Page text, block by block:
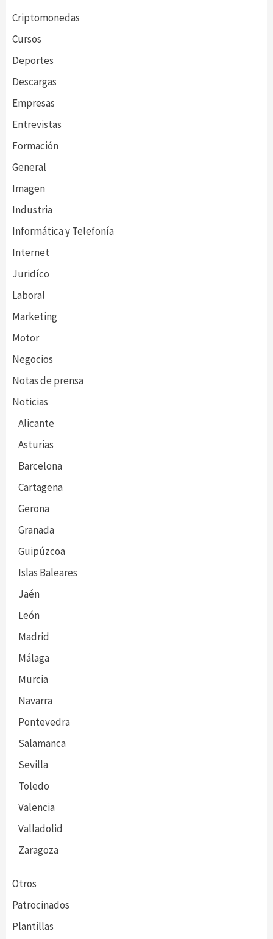
Criptomonedas
Cursos
Deportes
Descargas
Empresas
Entrevistas
Formación
General
Imagen
Industria
Informática y Telefonía
Internet
Juridíco
Laboral
Marketing
Motor
Negocios
Notas de prensa
Noticias
Alicante
Asturias
Barcelona
Cartagena
Gerona
Granada
Guipúzcoa
Islas Baleares
Jaén
León
Madrid
Málaga
Murcia
Navarra
Pontevedra
Salamanca
Sevilla
Toledo
Valencia
Valladolid
Zaragoza
Otros
Patrocinados
Plantillas